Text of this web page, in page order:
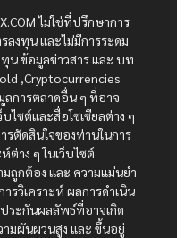
ไม่ใช่ที่ปรึกษาการ
ลงทุน และไม่มีการระดม
น ข้อมูลข่าวสาร และ บท
,Cryptocurrencies
ลการตลาดอื่น ๆ ที่อาจ
ไซต์และสื่อโซเซียลต่าง ๆ
รตัดสินใจของท่านในการ
ต่าง ๆ ในเว็บไซต์
มถูกต้อง และ ความแม่นยำ
รวิเคราะห์ ผลการดำเนิน
ระกันผลลัพธ์ที่อาจเกิด
มผันผวนสูง และ ขึ้นอยู่